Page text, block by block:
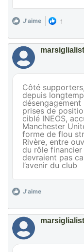
J'aime 1
Côté
depuis
prises de
ciblé INEOS,
Manchester
forme de flou
Rivère, entre
du rôle financier
devraient pas
l’avenir du club
J'aime